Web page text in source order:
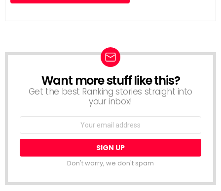
NEWSLETTER
Want more stuff like this?
Get the best Ranking stories straight into
your inbox!
Email
Don't worry, we don't spam